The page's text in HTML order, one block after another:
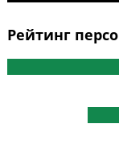
Рейтинг